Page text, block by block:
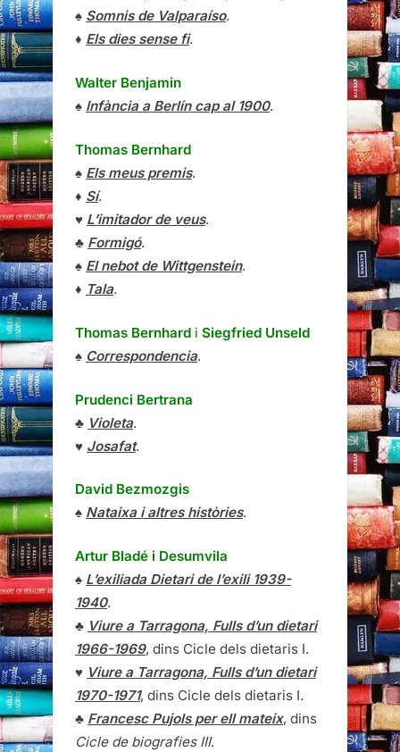
♠ Somnis de Valparaíso.
♦ Els dies sense fi.
Walter Benjamin
♠ Infància a Berlín cap al 1900.
Thomas Bernhard
♠ Els meus premis.
♦ Sí.
♥ L’imitador de veus.
♣ Formigó.
♠ El nebot de Wittgenstein.
♦ Tala.
Thomas Bernhard i Siegfried Unseld
♠ Correspondencia.
Prudenci Bertrana
♣ Violeta.
♥ Josafat.
David Bezmozgis
♠ Nataixa i altres històries.
Artur Bladé i Desumvila
♠ L’exiliada Dietari de l’exili 1939-
1940.
♣ Viure a Tarragona, Fulls d’un dietari
1966-1969, dins Cicle dels dietaris I.
♥ Viure a Tarragona, Fulls d’un dietari
1970-1971, dins Cicle dels dietaris I.
♣ Francesc Pujols per ell mateix, dins
Cicle de biografies III.